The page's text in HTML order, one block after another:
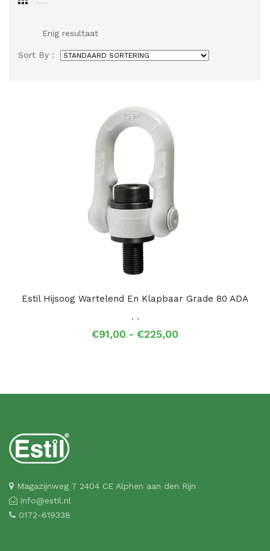
Enig resultaat
Sort By :
Estil Hijsoog Wartelend En Klapbaar Grade 80 ADA
, ,
€91,00 - €225,00
Magazijnweg 7 2404 CE Alphen aan den Rijn
info@estil.nl
0172-619338